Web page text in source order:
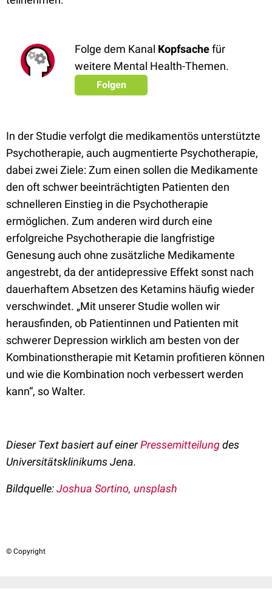
Folge dem Kanal Kopfsachefür
weitere Mental Health-Themen.
Folgen
In der Studie verfolgt die medikamentös unterstützte
Psychotherapie, auch augmentierte Psychotherapie,
dabei zwei Ziele: Zum einen sollen die Medikamente
den oft schwer beeinträchtigten Patienten den
schnelleren Einstieg in die Psychotherapie
ermöglichen. Zum anderen wird durch eine
erfolgreiche Psychotherapie die langfristige
Genesung auch ohne zusätzliche Medikamente
angestrebt, da der antidepressive Effekt sonst nach
dauerhaftem Absetzen des Ketamins häufig wieder
verschwindet. „Mit unserer Studie wollen wir
herausfinden, ob Patientinnen und Patienten mit
schwerer Depression wirklich am besten von der
Kombinationstherapie mit Ketamin profitieren können
und wie die Kombination noch verbessert werden
kann“, so Walter.
Dieser Text basiert auf einerPressemitteilungdes
Universitätsklinikums Jena.
Bildquelle:Joshua Sortino, unsplash
© Copyright